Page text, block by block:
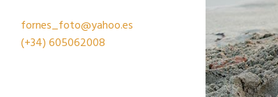
fornes_foto@yahoo.es
(+34)605062008